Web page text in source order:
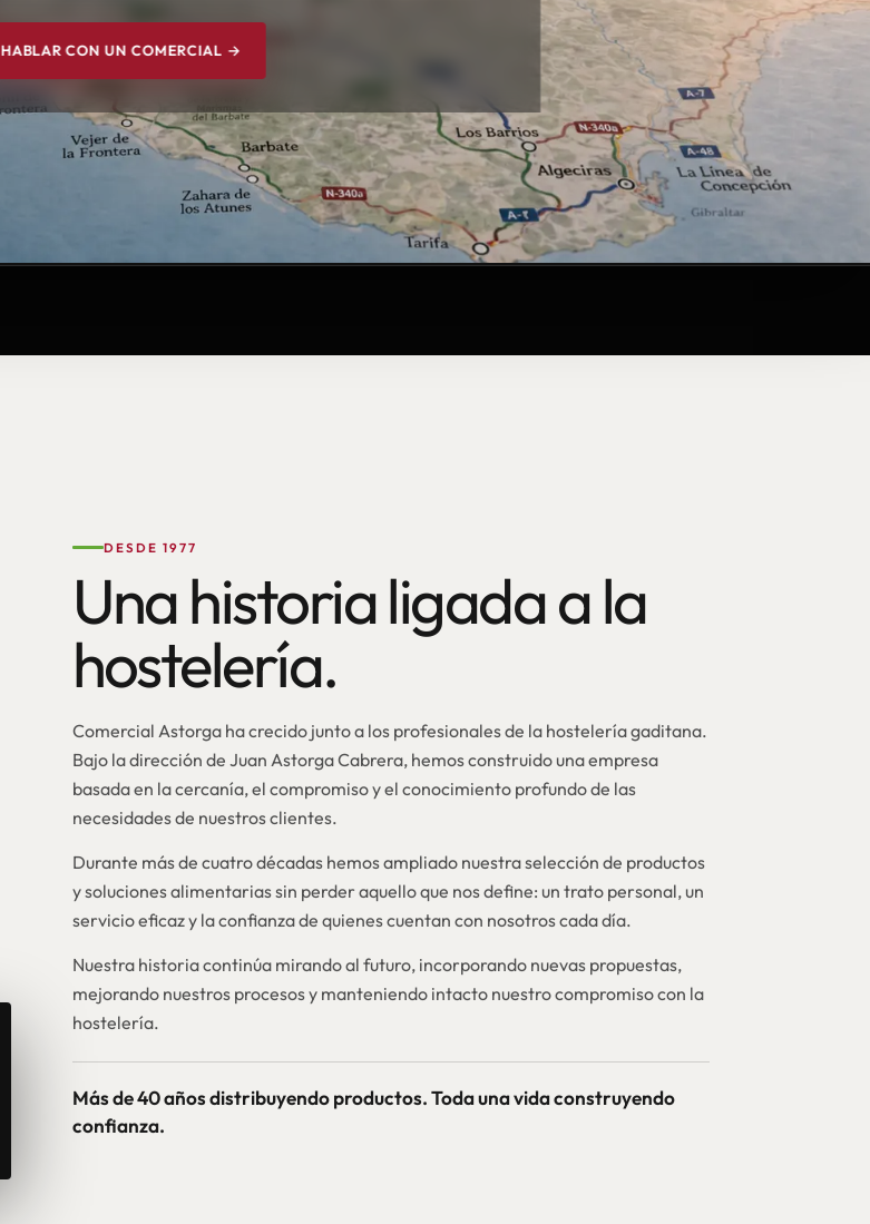
HABLAR CON UN COMERCIAL →
DESDE 1977
Una historia ligada a la
hostelería.
Comercial Astorga ha crecido junto a los profesionales de la hostelería gaditana.
Bajo la dirección de Juan Astorga Cabrera, hemos construido una empresa
basada en la cercanía, el compromiso y el conocimiento profundo de las
necesidades de nuestros clientes.
Durante más de cuatro décadas hemos ampliado nuestra selección de productos
y soluciones alimentarias sin perder aquello que nos define: un trato personal, un
servicio eficaz y la confianza de quienes cuentan con nosotros cada día.
Nuestra historia continúa mirando al futuro, incorporando nuevas propuestas,
mejorando nuestros procesos y manteniendo intacto nuestro compromiso con la
hostelería.
Más de 40 años distribuyendo productos. Toda una vida construyendo
confianza.